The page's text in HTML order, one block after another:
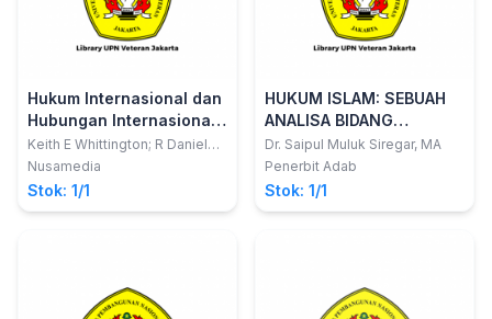
Hukum Internasional dan
Hubungan Internasional:
Handbook Hukum dan
Politik
Keith E Whittington; R Daniel
Kelemen; Gregory A Caldeira
Nusamedia
Stok: 1/1
HUKUM ISLAM: SEBUAH
ANALISA BIDANG
PERKAWINAN DAN
WARISAN DI SUMATERA
UTARA
Dr. Saipul Muluk Siregar, MA
Penerbit Adab
Stok: 1/1